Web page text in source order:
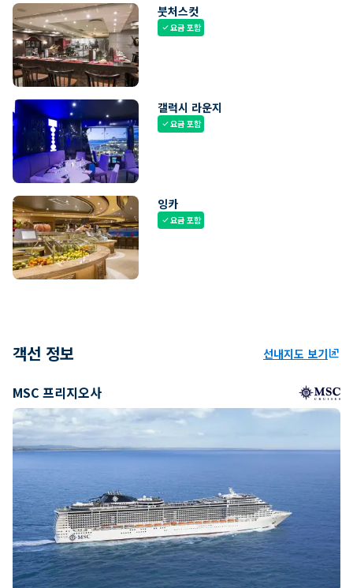
붓처스컷
check요금 포함
갤럭시 라운지
check요금 포함
잉카
check요금 포함
객선 정보 선내지도 보기ungroup
MSC 프리지오사